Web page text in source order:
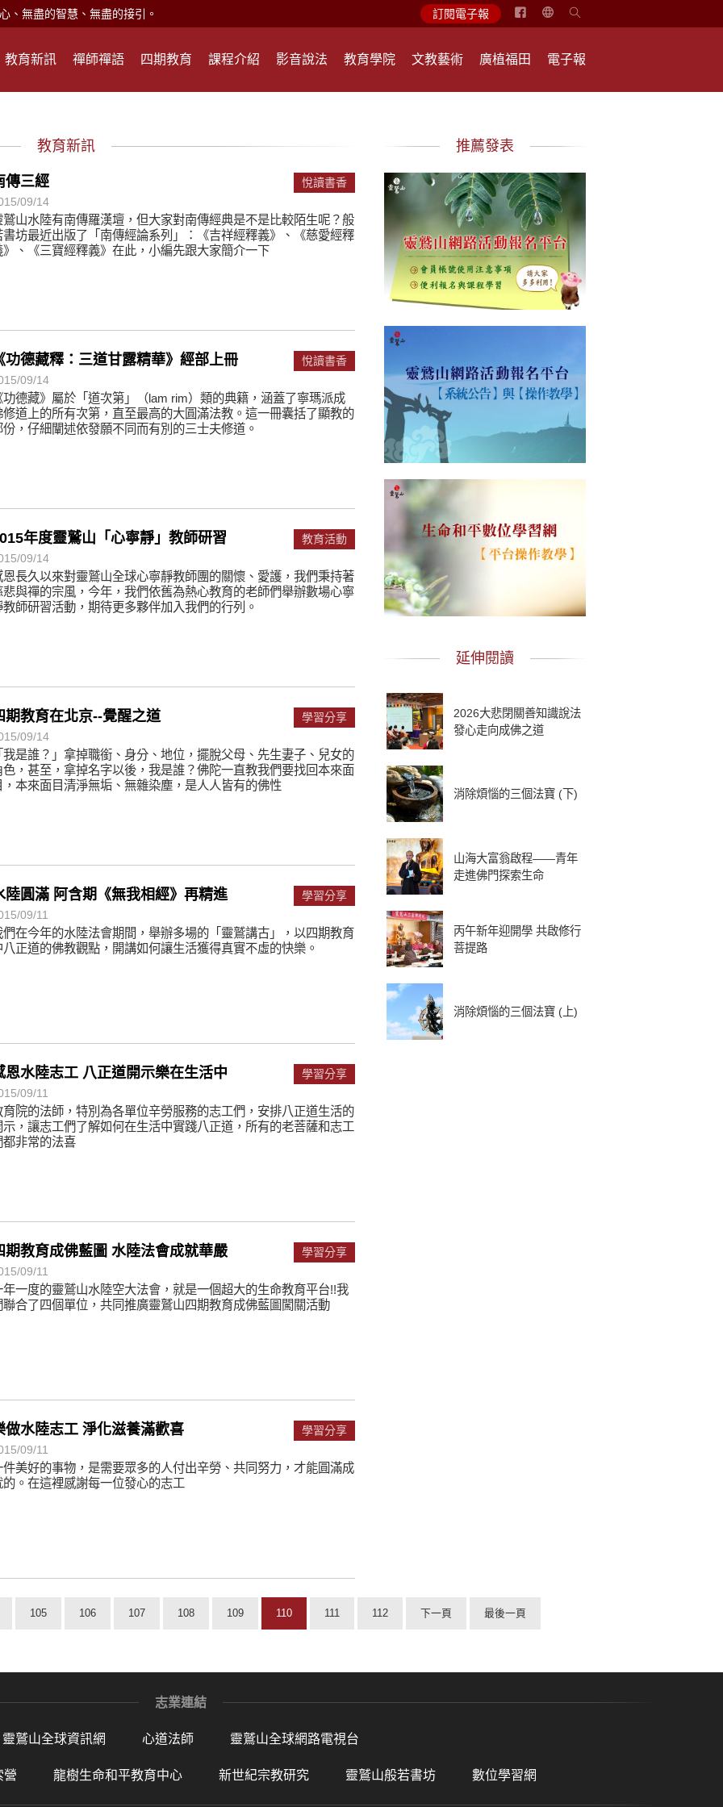
。
頭就開。
業；正面積極樂觀，就是生活禪。
。
頭就開。
在？
，讓生命更寬廣。
業；正面積極樂觀，就是生活禪。
訂閱電子報
简
中
教育新訊 禪師禪語 四期教育 課程介紹 影音說法 教育學院 文教藝術 廣植福田 電子報
教育新訊
傳三經
09/14
鷲山水陸有南傳羅漢壇，但大家對南傳經典是不是比較陌生呢？般
書坊最近出版了「南傳經論系列」：《吉祥經釋義》、《慈愛經釋
》、《三寶經釋義》在此，小編先跟大家簡介一下
悅讀書香
功德藏釋：三道甘露精華》經部上冊
09/14
功德藏》屬於「道次第」（lam rim）類的典籍，涵蓋了寧瑪派成
修道上的所有次第，直至最高的大圓滿法教。這一冊囊括了顯教的
份，仔細闡述依發願不同而有別的三士夫修道。
悅讀書香
年度靈鷲山「心寧靜」教師研習
09/14
恩長久以來對靈鷲山全球心寧靜教師團的關懷、愛護，我們秉持著
悲與禪的宗風，今年，我們依舊為熱心教育的老師們舉辦數場心寧
教師研習活動，期待更多夥伴加入我們的行列。
教育活動
期教育在北京--覺醒之道
09/14
我是誰？」拿掉職銜、身分、地位，擺脫父母、先生妻子、兒女的
色，甚至，拿掉名字以後，我是誰？佛陀一直教我們要找回本來面
，本來面目清淨無垢、無雜染塵，是人人皆有的佛性
學習分享
陸圓滿 阿含期《無我相經》再精進
09/11
們在今年的水陸法會期間，舉辦多場的「靈鷲講古」，以四期教育
八正道的佛教觀點，開講如何讓生活獲得真實不虛的快樂。
學習分享
恩水陸志工 八正道開示樂在生活中
09/11
育院的法師，特別為各單位辛勞服務的志工們，安排八正道生活的
示，讓志工們了解如何在生活中實踐八正道，所有的老菩薩和志工
都非常的法喜
學習分享
期教育成佛藍圖 水陸法會成就華嚴
09/11
年一度的靈鷲山水陸空大法會，就是一個超大的生命教育平台!!我
聯合了四個單位，共同推廣靈鷲山四期教育成佛藍圖闖關活動
學習分享
做水陸志工 淨化滋養滿歡喜
09/11
件美好的事物，是需要眾多的人付出辛勞、共同努力，才能圓滿成
的。在這裡感謝每一位發心的志工
學習分享
推薦發表
延伸閱讀
2026大悲閉關善知識說法
發心走向成佛之道
消除煩惱的三個法寶 (下)
山海大富翁啟程——青年
走進佛門探索生命
丙午新年迎開學 共啟修行
菩提路
消除煩惱的三個法寶 (上)
105 106 107 108 109 110 111 112 下一頁 最後一頁
志業連結
靈鷲山全球資訊網 心道法師 靈鷲山全球網路電視台
營 龍樹生命和平教育中心 新世紀宗教研究 靈鷲山般若書坊 數位學習網